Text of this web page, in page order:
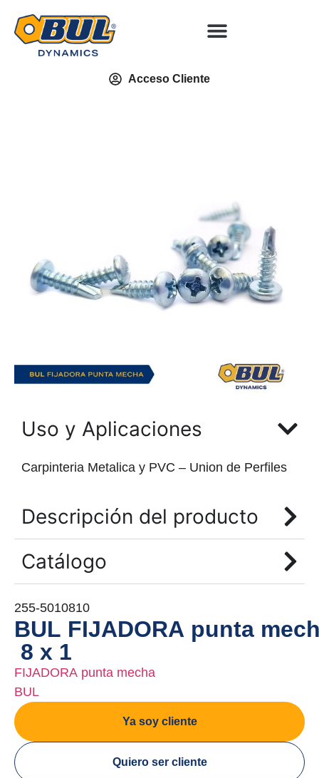
Acceso Cliente
Uso y Aplicaciones
Carpinteria Metalica y PVC – Union de Perfiles
Descripción del producto
Catálogo
255-5010810
BUL FIJADORA punta
8 x 1
FIJADORA punta mecha
BUL
Ya soy cliente
Quiero ser cliente